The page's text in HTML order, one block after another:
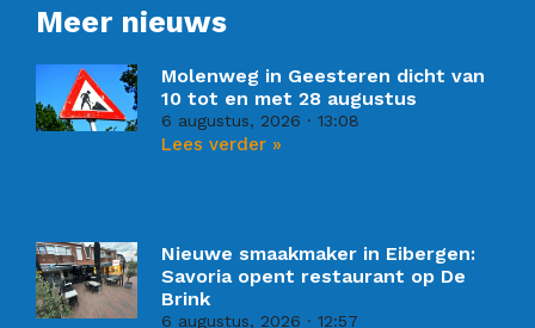
Meer nieuws
Molenweg in Geesteren dicht van
10 tot en met 28 augustus
6 augustus, 2026 13:08
Lees verder »
Nieuwe smaakmaker in Eibergen:
Savoria opent restaurant op De
Brink
6 augustus, 2026 12:57